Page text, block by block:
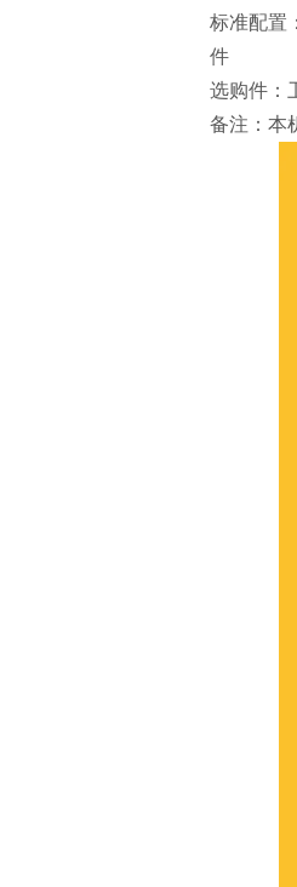
标准配置
件
选购件：
备注：本